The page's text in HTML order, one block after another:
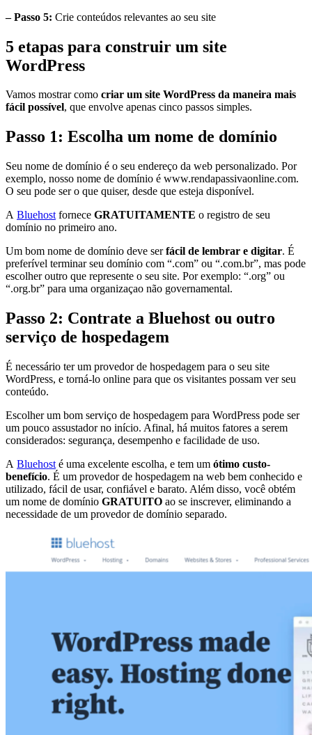
– Passo 5: Crie conteúdos relevantes ao seu site
5 etapas para construir um site
WordPress
Vamos mostrar como criar um site WordPress da maneira mais
fácil possível, que envolve apenas cinco passos simples.
Passo 1: Escolha um nome de domínio
Seu nome de domínio é o seu endereço da web personalizado. Por
exemplo, nosso nome de domínio é www.rendapassivaonline.com.
O seu pode ser o que quiser, desde que esteja disponível.
A Bluehost fornece GRATUITAMENTE o registro de seu
domínio no primeiro ano.
Um bom nome de domínio deve serfácil de lembrar e digitar. É
preferível terminar seu domínio com “.com” ou “.com.br”, mas pode
escolher outro que represente o seu site. Por exemplo: “.org” ou
“.org.br” para uma organizaçao não governamental.
Passo 2: Contrate a Bluehost ou outro
serviço de hospedagem
É necessário ter um provedor de hospedagem para o seu site
WordPress, e torná-lo online para que os visitantes possam ver seu
conteúdo.
Escolher um bom serviço de hospedagem para WordPress pode ser
um pouco assustador no início. Afinal, há muitos fatores a serem
considerados: segurança, desempenho e facilidade de uso.
A Bluehost é uma excelente escolha, e tem um ótimo custo-
benefício. É um provedor de hospedagem na web bem conhecido e
utilizado, fácil de usar, confiável e barato. Além disso, você obtém
um nome de domínio GRATUITO ao se inscrever, eliminando a
necessidade de um provedor de domínio separado.